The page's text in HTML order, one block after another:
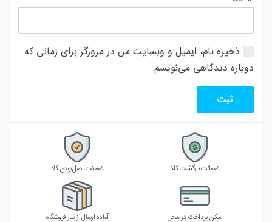
ذخیره نام، ایمیل و وبسایت من در مرورگر برای زمانی که
دوباره دیدگاهی می‌نویسم.
ضمانت بازگشت کالا ضمانت اصل بودن کالا
امکان پرداخت در محل آماده ارسال از انبار فروشگاه